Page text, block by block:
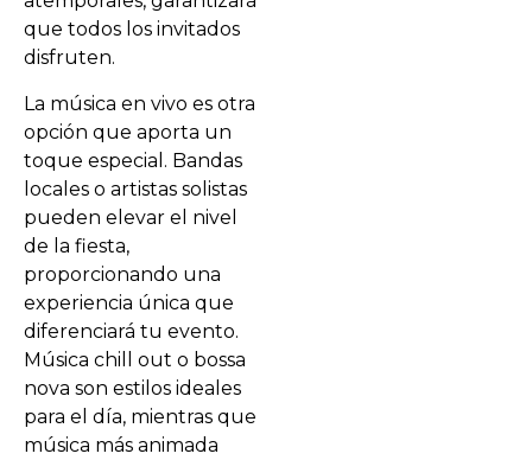
que todos los invitados
disfruten.
La música en vivo es otra
opción que aporta un
toque especial. Bandas
locales o artistas solistas
pueden elevar el nivel
de la fiesta,
proporcionando una
experiencia única que
diferenciará tu evento.
Música chill out o bossa
nova son estilos ideales
para el día, mientras que
música más animada